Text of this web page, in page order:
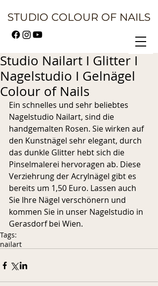
STUDIO COLOUR OF NAILS
Studio Nailart I Glitter I
Nagelstudio I Gelnägel
Colour of Nails
Ein schnelles und sehr beliebtes
Nagelstudio Nailart, sind die
handgemalten Rosen. Sie wirken auf
den Kunstnägel sehr elegant, durch
das dunkle Glitter hebt sich die
Pinselmalerei hervoragen ab. Diese
Verziehrung der Acrylnägel gibt es
bereits um 1,50 Euro. Lassen auch
Sie Ihre Nägel verschönern und
kommen Sie in unser Nagelstudio in
Gerasdorf bei Wien.
Tags:
nailart